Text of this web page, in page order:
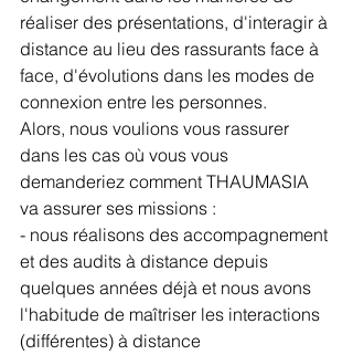
réaliser des présentations, d'interagir à
distance au lieu des rassurants face à
face, d'évolutions dans les modes de
connexion entre les personnes.
Alors, nous voulions vous rassurer
dans les cas où vous vous
demanderiez comment THAUMASIA
va assurer ses missions :
- nous réalisons des accompagnement
et des audits à distance depuis
quelques années déjà et nous avons
l'habitude de maîtriser les interactions
(différentes) à distance